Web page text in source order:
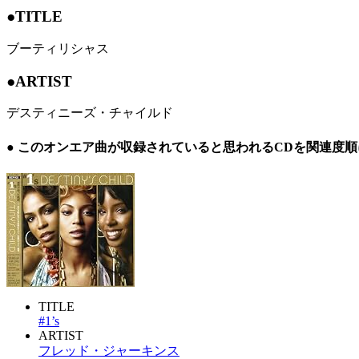
●TITLE
ブーティリシャス
●ARTIST
デスティニーズ・チャイルド
● このオンエア曲が収録されていると思われるCDを関連度
TITLE
#1’s
ARTIST
フレッド・ジャーキンス